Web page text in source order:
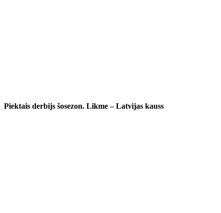
Piektais derbijs šosezon. Likme – Latvijas kauss